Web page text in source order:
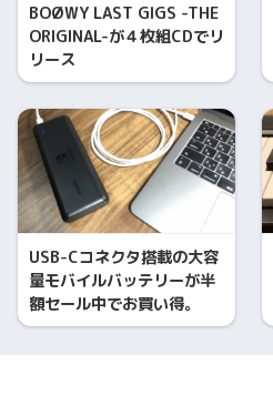
BOØWY LAST GIGS -THE
ORIGINAL-が４枚組CDでリ
リース
USB-Cコネクタ搭載の大容
量モバイルバッテリーが半
額セール中でお買い得。